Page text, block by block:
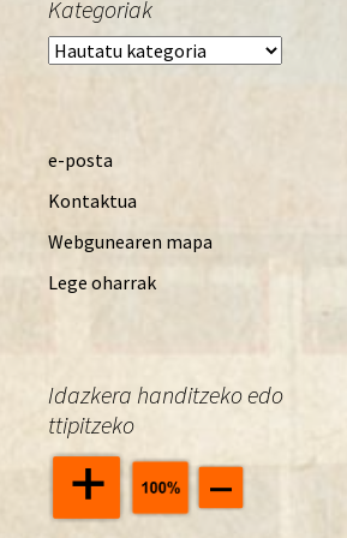
Kategoriak
Kategoriak
e-posta
Kontaktua
Webgunearen mapa
Lege oharrak
Idazkera handitzeko edo
ttipitzeko